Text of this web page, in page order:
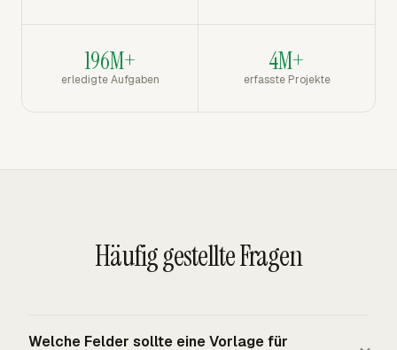
196M+
erledigte Aufgaben
4M+
erfasste Projekte
Häufig gestellte Fragen
Welche Felder sollte eine Vorlage für